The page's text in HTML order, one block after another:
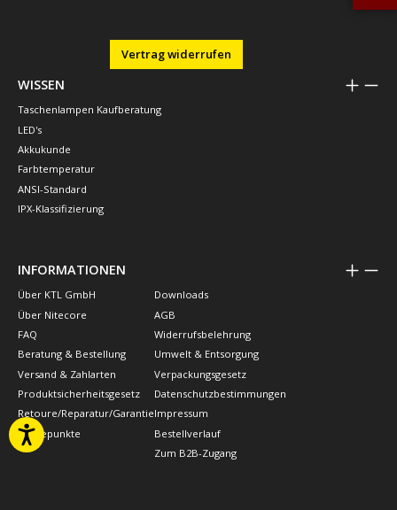
Vertrag widerrufen
WISSEN
Taschenlampen Kaufberatung
LED's
Akkukunde
Farbtemperatur
ANSI-Standard
IPX-Klassifizierung
INFORMATIONEN
Über KTL GmbH
Über Nitecore
FAQ
Beratung & Bestellung
Versand & Zahlarten
Produktsicherheitsgesetz
Retoure/Reparatur/Garantie
Treuepunkte
Downloads
AGB
Widerrufsbelehrung
Umwelt & Entsorgung
Verpackungsgesetz
Datenschutzbestimmungen
Impressum
Bestellverlauf
Zum B2B-Zugang